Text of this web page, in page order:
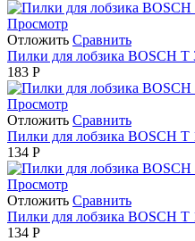
Просмотр
Отложить Сравнить
Пилки для лобзика BOSCH Т
183 Р
Просмотр
Отложить Сравнить
Пилки для лобзика BOSCH Т
134 Р
Просмотр
Отложить Сравнить
Пилки для лобзика BOSCH Т
134 Р